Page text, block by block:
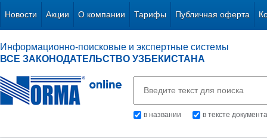
Новости Акции О компании Тарифы Публичная оферта
Информационно-поисковые и экспертные системы
ВСЕ ЗАКОНОДАТЕЛЬСТВО УЗБЕКИСТАНА
в названии в тексте документа